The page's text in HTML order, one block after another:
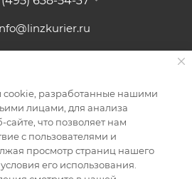
разработанные нашими
лицами, для анализа
что позволяет нам
с пользователями и
просмотр страниц нашего
его использования.